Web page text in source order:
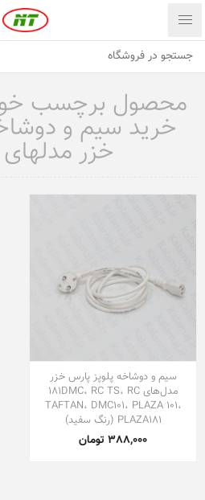
محصول برچسب
خرید سیم و
خزر مدلهای DMC"
سیم و دوشاخه پلوپز پارس خزر
مدل‌های 181DMC، RC TS، RC
TAFTAN، DMC101، PLAZA 101،
PLAZA181 (رنگ سفید)
388,000 تومان